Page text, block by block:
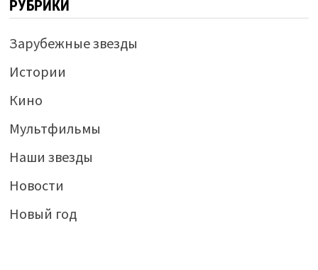
РУБРИКИ
Зарубежные звезды
Истории
Кино
Мультфильмы
Наши звезды
Новости
Новый год